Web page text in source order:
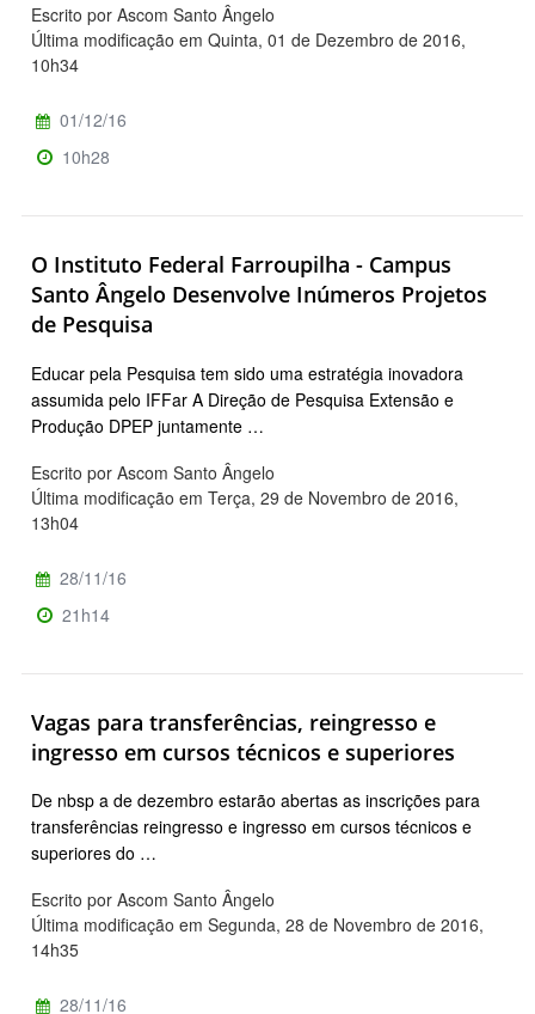
Escrito por Ascom Santo Ângelo
Última modificação em Quinta, 01 de Dezembro de 2016,
10h34
01/12/16
10h28
O Instituto Federal Farroupilha - Campus
Santo Ângelo Desenvolve Inúmeros Projetos
de Pesquisa
Educar pela Pesquisa tem sido uma estratégia inovadora
assumida pelo IFFar A Direção de Pesquisa Extensão e
Produção DPEP juntamente …
Escrito por Ascom Santo Ângelo
Última modificação em Terça, 29 de Novembro de 2016,
13h04
28/11/16
21h14
Vagas para transferências, reingresso e
ingresso em cursos técnicos e superiores
De nbsp a de dezembro estarão abertas as inscrições para
transferências reingresso e ingresso em cursos técnicos e
superiores do …
Escrito por Ascom Santo Ângelo
Última modificação em Segunda, 28 de Novembro de 2016,
14h35
28/11/16